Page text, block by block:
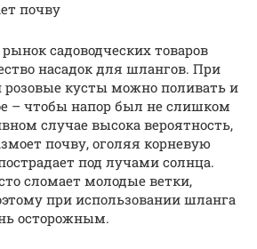
почву
садоводческих товаров
насадок для шлангов. При
розовые кусты можно поливать и
– чтобы напор был не слишком
случае высока вероятность,
почву, оголяя корневую
под лучами солнца.
сломает молодые ветки,
при использовании шланга
осторожным.